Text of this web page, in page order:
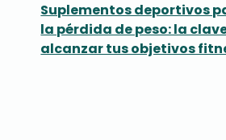
Suplementos deportivos
la pérdida de peso: la
alcanzar tus objetivos